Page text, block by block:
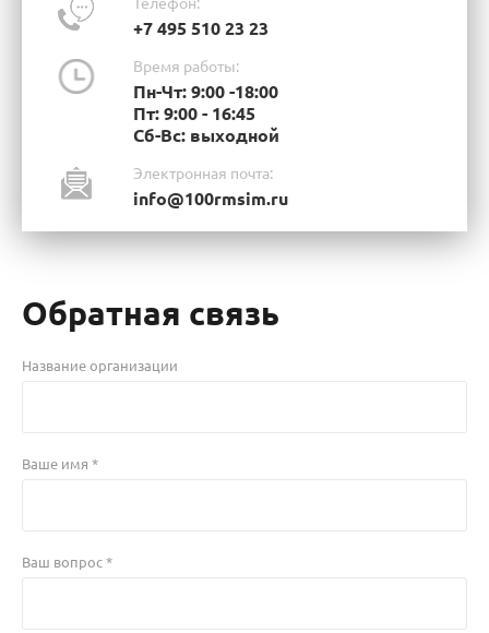
+7 495 510 23 23
Время работы:
Пн-Чт: 9:00 -18:00
Пт: 9:00 - 16:45
Сб-Вс: выходной
Электронная почта:
info@100rmsim.ru
Обратная связь
Название организации
Ваше имя *
Ваш вопрос *